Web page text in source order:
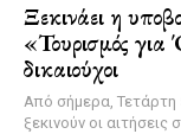
Ξεκινάει η
«Τουρισμός για
δικαιούχοι
Από σήμερα, Τετάρτη
ξεκινούν οι